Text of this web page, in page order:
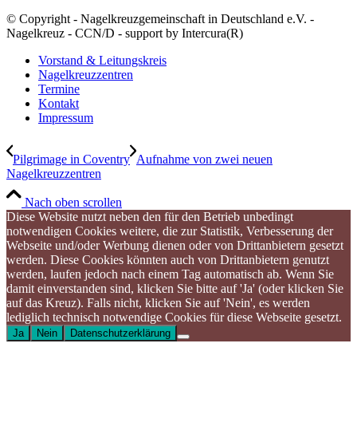
© Copyright - Nagelkreuzgemeinschaft in Deutschland e.V. -
Nagelkreuz - CCN/D - support by Intercura(R)
Vorstand & Leitungskreis
Nagelkreuzzentren
Termine
Kontakt
Impressum
Pilgrimage in Coventry Aufnahme von zwei neuen
Nagelkreuzzentren
Nach oben scrollen
Diese Website nutzt neben den für den Betrieb unbedingt
notwendigen Cookies weitere, die zur Statistik, Verbesserung der
Webseite und/oder Werbung dienen oder von Drittanbietern gesetzt
werden. Diese Cookies könnten auch von Drittanbietern genutzt
werden, laufen jedoch nach einem Tag automatisch ab. Wenn Sie
damit einverstanden sind, klicken Sie bitte auf 'Ja' (oder klicken Sie
auf das Kreuz). Falls nicht, klicken Sie auf 'Nein', es werden
lediglich technisch notwendige Cookies für diese Webseite gesetzt.
Ja Nein Datenschutzerklärung